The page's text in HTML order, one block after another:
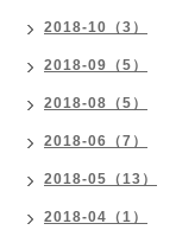
2018-10（3）
2018-09（5）
2018-08（5）
2018-06（7）
2018-05（13）
2018-04（1）